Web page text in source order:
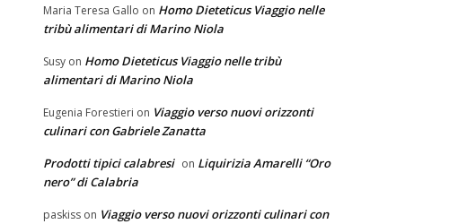
Maria Teresa Gallo on Homo Dieteticus Viaggio nelle
tribù alimentari di Marino Niola
Susy on Homo Dieteticus Viaggio nelle tribù
alimentari di Marino Niola
Eugenia Forestieri on Viaggio verso nuovi orizzonti
culinari con Gabriele Zanatta
Prodotti tipici calabresi on Liquirizia Amarelli “Oro
nero” di Calabria
paskiss on Viaggio verso nuovi orizzonti culinari con